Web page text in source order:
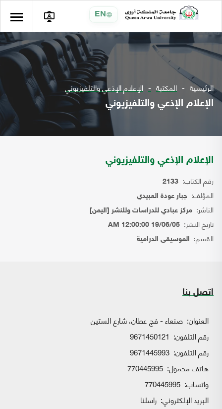
EN
الرئيسية المكتبة الإعلام الإذعي والتلفيزيوني
الإعلام الإذعي والتلفيزيوني
الإعلام الإذعي والتلفيزيوني
رقم الكتاب: 2133
المؤلف: جبار عودة العبيدي
الناشر: مركز عبادي للدراسات وللنشر [اليمن]
تاريخ النشر: 19/06/05 12:00:00 AM
القسم: الموسيقى الدرامية
اتصل بنا
العنوان: صنعاء - فج عطان، شارع الستين
رقم التلفون: 9671450121
رقم التلفون: 9671445993
هاتف محمول: 770445995
واتساب:
البريد الإلكتروني: راسلنا